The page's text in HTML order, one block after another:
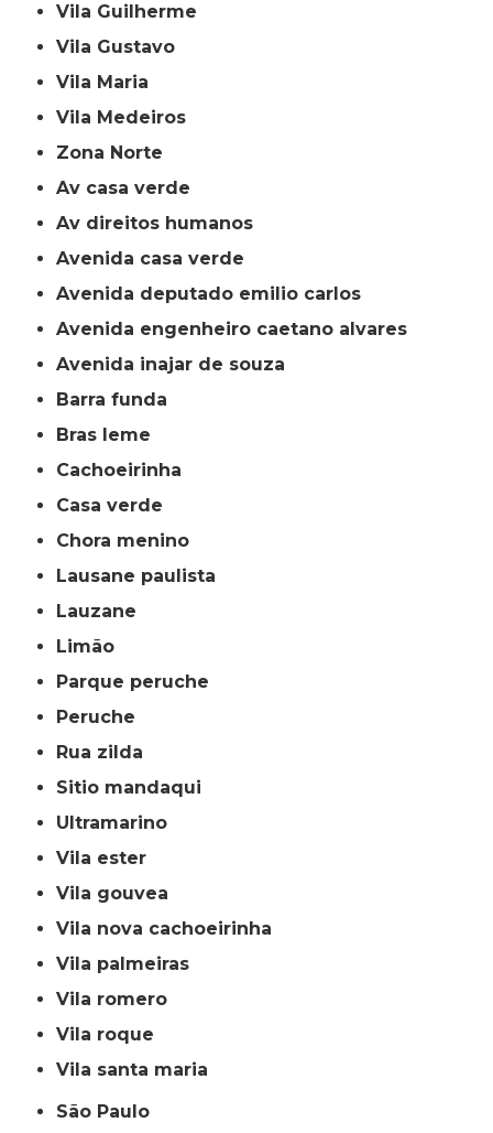
Vila Guilherme
Vila Gustavo
Vila Maria
Vila Medeiros
Zona Norte
av casa verde
av direitos humanos
avenida casa verde
avenida deputado emilio carlos
avenida engenheiro caetano alvares
avenida inajar de souza
barra funda
bras leme
cachoeirinha
casa verde
chora menino
lausane paulista
lauzane
limão
parque peruche
peruche
rua zilda
sitio mandaqui
ultramarino
vila ester
vila gouvea
vila nova cachoeirinha
vila palmeiras
vila romero
vila roque
vila santa maria
São Paulo